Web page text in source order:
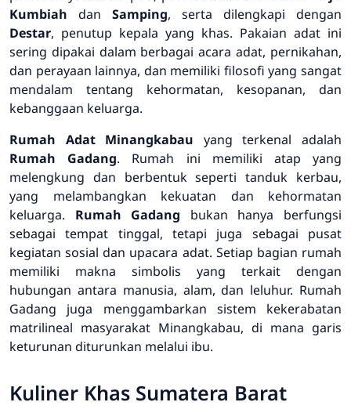
Kumbiah dan Samping, serta dilengkapi dengan
Destar, penutup kepala yang khas. Pakaian adat ini
sering dipakai dalam berbagai acara adat, pernikahan,
dan perayaan lainnya, dan memiliki filosofi yang sangat
mendalam tentang kehormatan, kesopanan, dan
kebanggaan keluarga.
Rumah Adat Minangkabau yang terkenal adalah
Rumah Gadang. Rumah ini memiliki atap yang
melengkung dan berbentuk seperti tanduk kerbau,
yang melambangkan kekuatan dan kehormatan
keluarga. Rumah Gadang bukan hanya berfungsi
sebagai tempat tinggal, tetapi juga sebagai pusat
kegiatan sosial dan upacara adat. Setiap bagian rumah
memiliki makna simbolis yang terkait dengan
hubungan antara manusia, alam, dan leluhur. Rumah
Gadang juga menggambarkan sistem kekerabatan
matrilineal masyarakat Minangkabau, di mana garis
keturunan diturunkan melalui ibu.
Kuliner Khas Sumatera Barat